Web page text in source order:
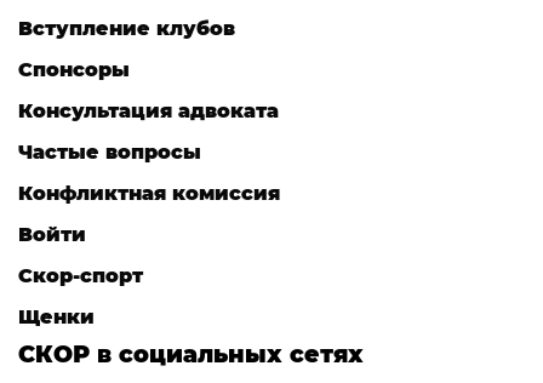
Вступление клубов​
Спонсоры
Консультация адвоката ​
Частые вопросы
Конфликтная комиссия
Войти
Скор-спорт
Щенки
СКОР в социальных сетях